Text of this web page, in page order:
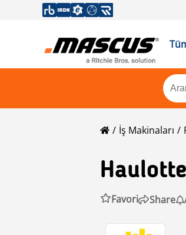
İş Makinaları
Haulotte
Favori Share